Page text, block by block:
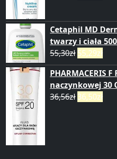
Cetaphil MD
twarzy i ciała
55,30zł 55,29zł
PHARMACERIS
naczynkowej 30
36,56zł 36,50zł